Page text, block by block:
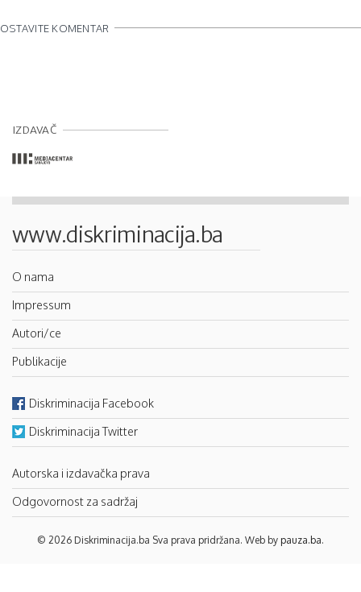
OSTAVITE KOMENTAR
IZDAVAČ
www.diskriminacija.ba
O nama
Impressum
Autori/ce
Publikacije
Diskriminacija Facebook
Diskriminacija Twitter
Autorska i izdavačka prava
Odgovornost za sadržaj
© 2026 Diskriminacija.ba Sva prava pridržana. Web by pauza.ba.